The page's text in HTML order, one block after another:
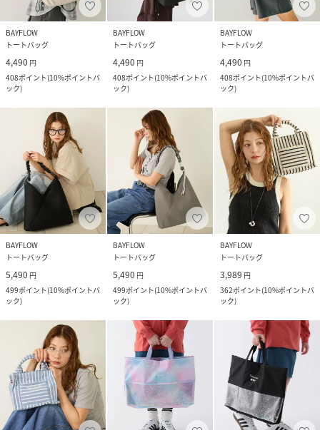
BAYFLOW
トートバッグ
4,490 円
408ポイント(10%ポイントバ
ック)
BAYFLOW
トートバッグ
4,490 円
408ポイント(10%ポイントバ
ック)
BAYFLOW
トートバッグ
4,490 円
408ポイント(10%ポイントバ
ック)
BAYFLOW
トートバッグ
5,490 円
499ポイント(10%ポイントバ
ック)
BAYFLOW
トートバッグ
5,490 円
499ポイント(10%ポイントバ
ック)
BAYFLOW
トートバッグ
3,989 円
362ポイント(10%ポイントバ
ック)